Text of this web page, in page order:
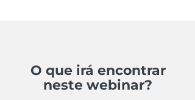
O que irá encontrar
neste webinar?